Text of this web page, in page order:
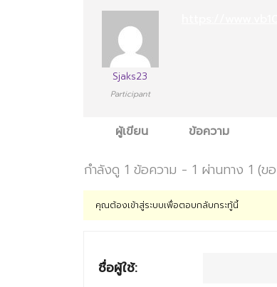
Sjaks23
Participant
ผู้เขียน ข้อความ
กำลังดู 1 ข้อความ - 1 ผ่านทาง 1 (ข
คุณต้องเข้าสู่ระบบเพื่อตอบกลับกระทู้นี้
ชื่อผู้ใช้: